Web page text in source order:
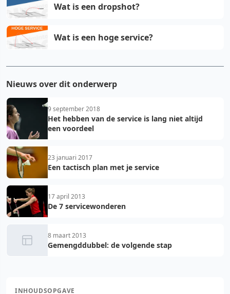
Wat is een dropshot?
Wat is een hoge service?
Nieuws over dit onderwerp
9 september 2018
Het hebben van de service is lang niet altijd
een voordeel
23 januari 2017
Een tactisch plan met je service
17 april 2013
De 7 servicewonderen
8 maart 2013
Gemengddubbel: de volgende stap
INHOUDSOPGAVE